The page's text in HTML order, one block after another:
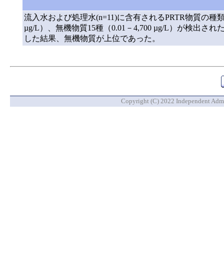
流入水および処理水(n=11)に含有されるPRTR物質の種
µg/L）、無機物質15種（0.01－4,700 µg/L）が検出さ
した結果、無機物質が上位であった。
Copyright (C) 2022 Independent